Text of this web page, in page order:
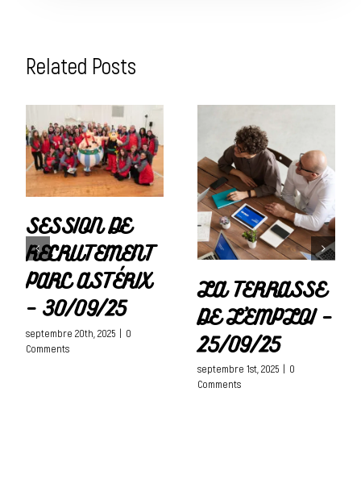
Related Posts
SESSION DE
RECRUTEMENT
PARC ASTÉRIX
– 30/09/25
septembre 20th, 2025 | 0
Comments
LA TERRASSE
DE L’EMPLOI –
25/09/25
septembre 1st, 2025 | 0
Comments